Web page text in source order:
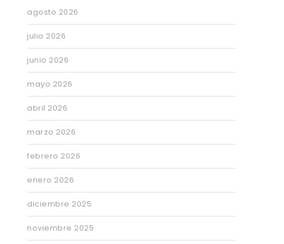
agosto 2026
julio 2026
junio 2026
mayo 2026
abril 2026
marzo 2026
febrero 2026
enero 2026
diciembre 2025
noviembre 2025